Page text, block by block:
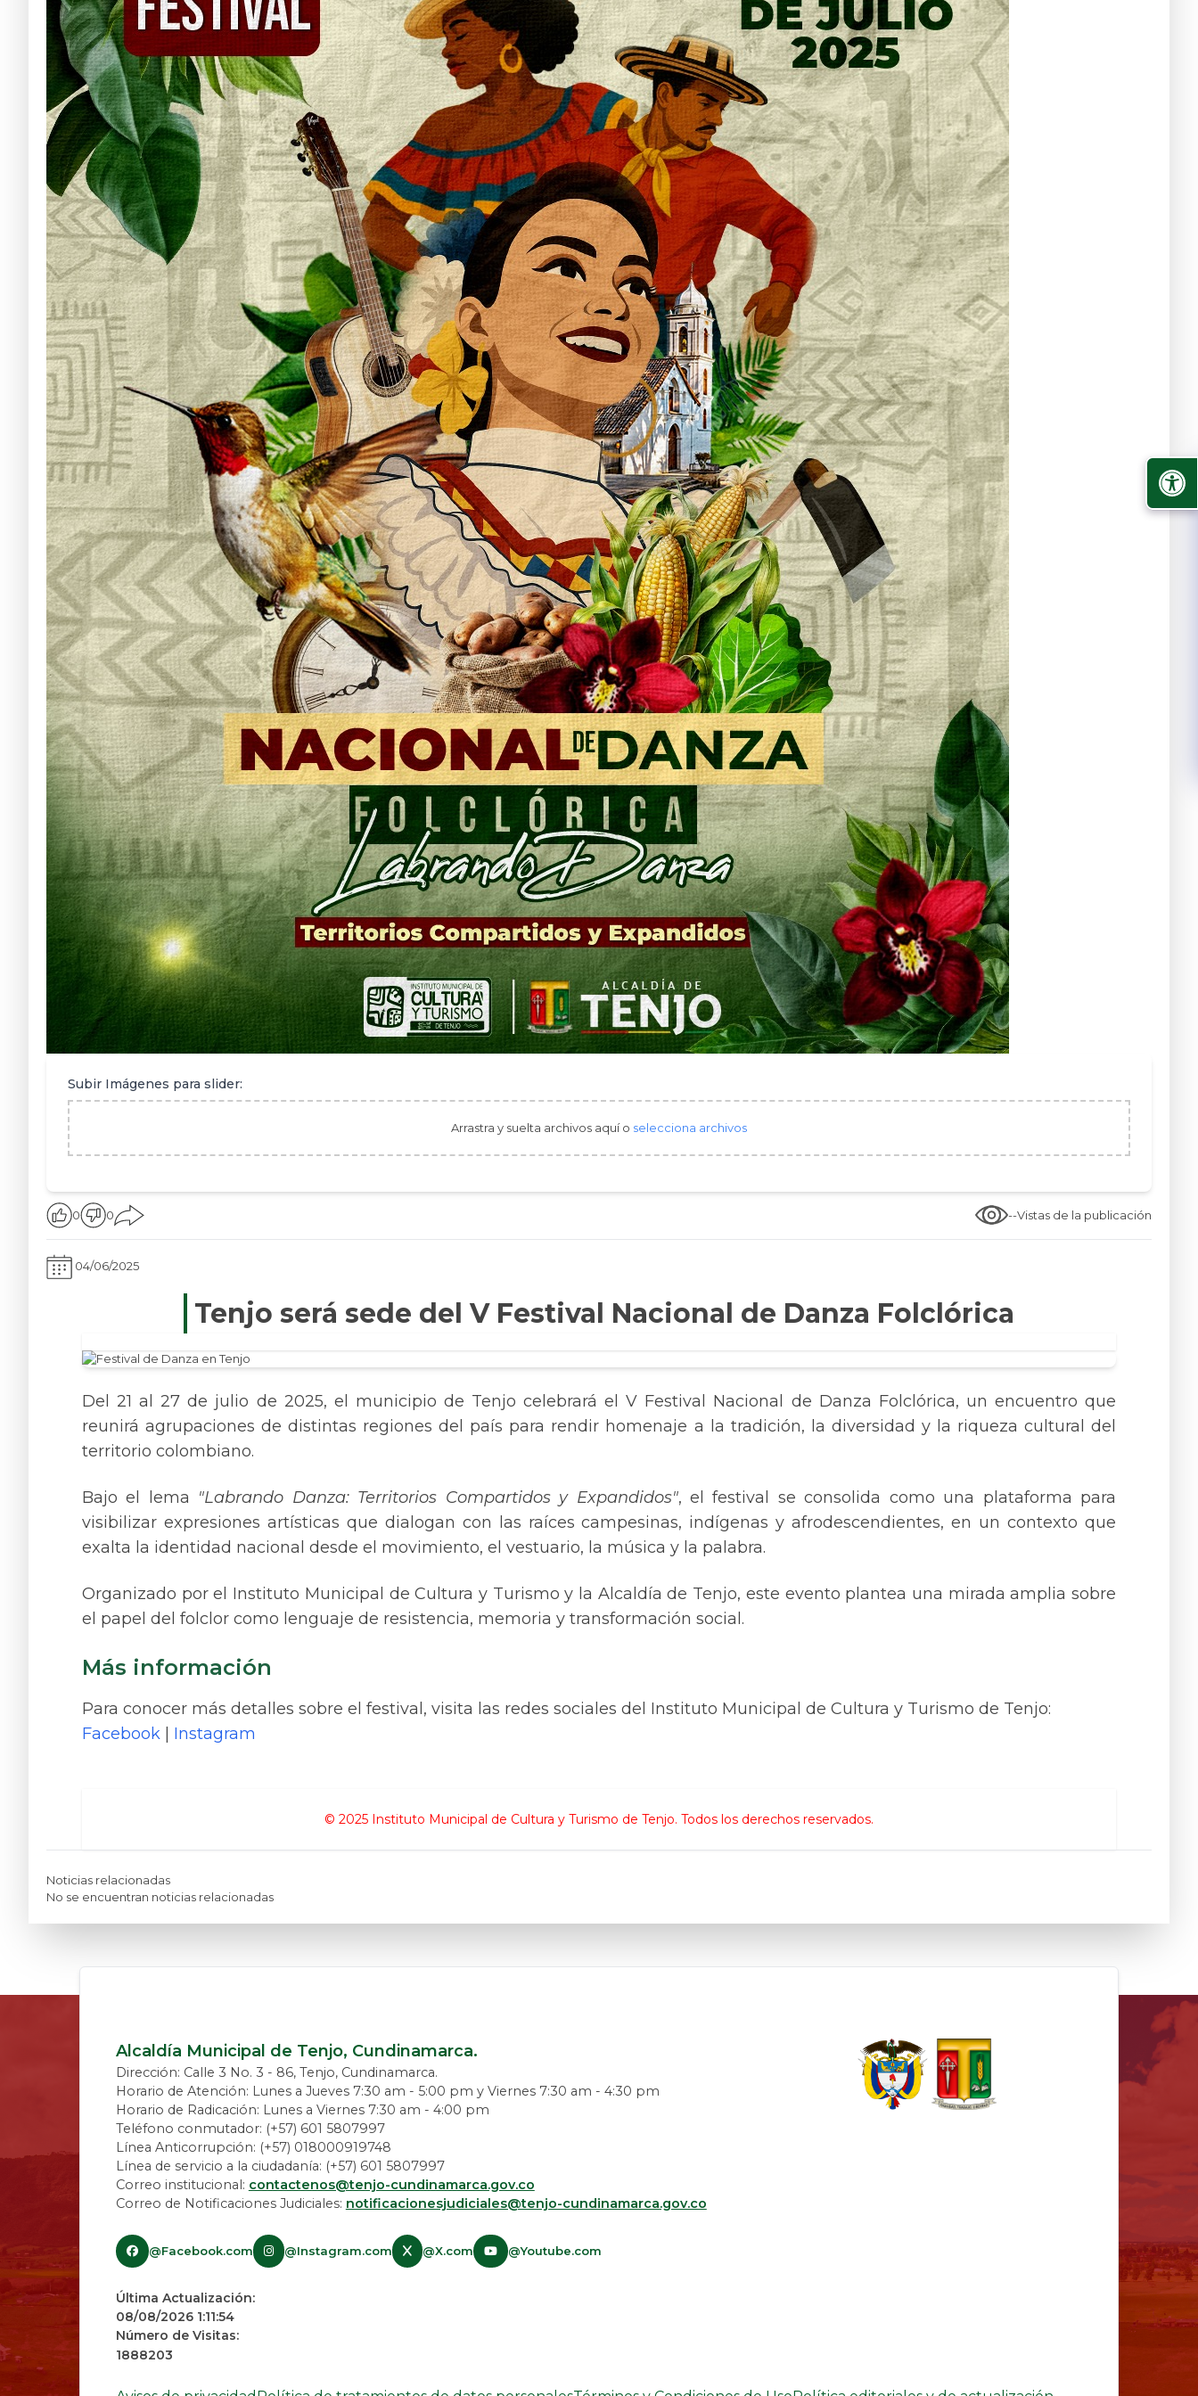
Subir Imágenes para slider:
Arrastra y suelta archivos aquí o selecciona archivos
0 0 --Vistas de la publicación
04/06/2025
Tenjo será sede del V Festival Nacional de Danza Folclórica
Del 21 al 27 de julio de 2025, el municipio de Tenjo celebrará el V Festival Nacional de Danza Folclórica, un encuentro que
reunirá agrupaciones de distintas regiones del país para rendir homenaje a la tradición, la diversidad y la riqueza cultural del
territorio colombiano.
Bajo el lema "Labrando Danza: Territorios Compartidos y Expandidos", el festival se consolida como una plataforma para
visibilizar expresiones artísticas que dialogan con las raíces campesinas, indígenas y afrodescendientes, en un contexto que
exalta la identidad nacional desde el movimiento, el vestuario, la música y la palabra.
Organizado por el Instituto Municipal de Cultura y Turismo y la Alcaldía de Tenjo, este evento plantea una mirada amplia sobre
el papel del folclor como lenguaje de resistencia, memoria y transformación social.
Más información​​​​
Para conocer más detalles sobre el festival, visita las redes sociales del Instituto Municipal de Cultura y Turismo de Tenjo:
Facebook
Instagram
© 2025 Instituto Municipal de Cultura y Turismo de Tenjo. Todos los derechos reservados.
Noticias relacionadas
No se encuentran noticias relacionadas
Alcaldía Municipal de Tenjo, Cundinamarca.
Dirección: Calle 3 No. 3 - 86, Tenjo, Cundinamarca.
Horario de Atención: Lunes a Jueves 7:30 am - 5:00 pm y Viernes 7:30 am - 4:30 pm
Horario de Radicación: Lunes a Viernes 7:30 am - 4:00 pm
Teléfono conmutador: (+57) 601 5807997
Línea Anticorrupción: (+57) 018000919748
Línea de servicio a la ciudadanía: (+57) 601 5807997
Correo institucional: contactenos@tenjo-cundinamarca.gov.co
Correo de Notificaciones Judiciales: notificacionesjudiciales@tenjo-cundinamarca.gov.co​
@Facebook.com @Instagram.com @X.com @Youtube.com
Última Actualización:
08/08/2026 1:11:54
Número de Visitas:
1888203